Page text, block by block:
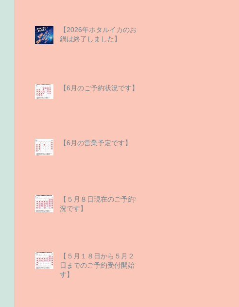
【2026年ホタルイカのお
鍋は終了しました】
【6月のご予約状況です】
【6月の営業予定です】
【５月８日現在のご予約状
況です】
【５月１８日から５月２９
日までのご予約受付開始で
す】